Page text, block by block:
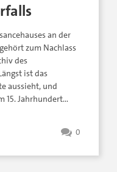
an der
zum Nachlass
des
ist das
aussieht, und
15. Jahrhundert…
0